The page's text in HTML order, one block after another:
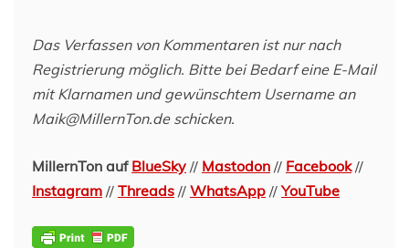
Das Verfassen von Kommentaren ist nur nach
Registrierung möglich. Bitte bei Bedarf eine E-Mail
mit Klarnamen und gewünschtem Username an
Maik@MillernTon.de schicken.
MillernTon auf BlueSky // Mastodon // Facebook//
Instagram // Threads // WhatsApp //YouTube